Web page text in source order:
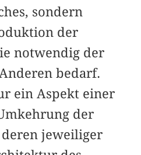
sondern
der
notwendig der
bedarf.
ein Aspekt einer
der
jeweiliger